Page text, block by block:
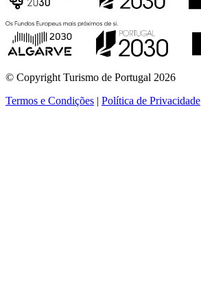
© Copyright Turismo de Portugal 2026
Termos e Condições | Política de Privacidade